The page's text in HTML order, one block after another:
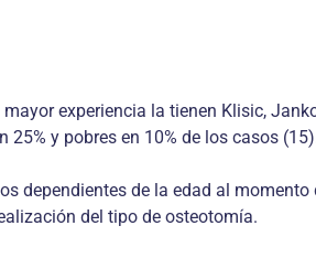
experiencia la tienen Klisic,
25% y pobres en 10% de los casos
dependientes de la edad al
del tipo de osteotomía.